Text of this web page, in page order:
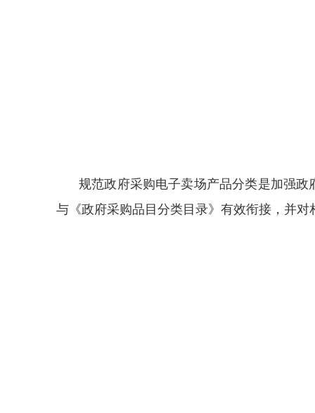
规范政府采购电子卖场产品分类是加强
与《政府采购品目分类目录》有效衔接，并